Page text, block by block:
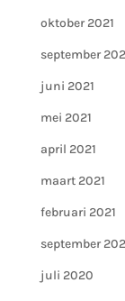
oktober 2021
september
juni 2021
mei 2021
april 2021
maart 2021
februari 2021
september
juli 2020